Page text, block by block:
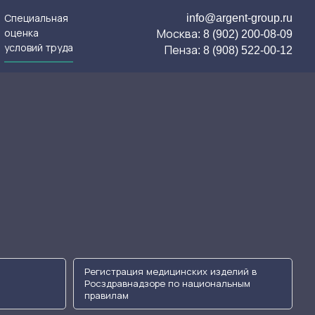
Специальная
оценка
условий труда
info@argent-group.ru
Москва: 8 (902) 200-08-09
Пенза: 8 (908) 522-00-12
Регистрация медицинских изделий в
Росздравнадзоре по национальным
правилам